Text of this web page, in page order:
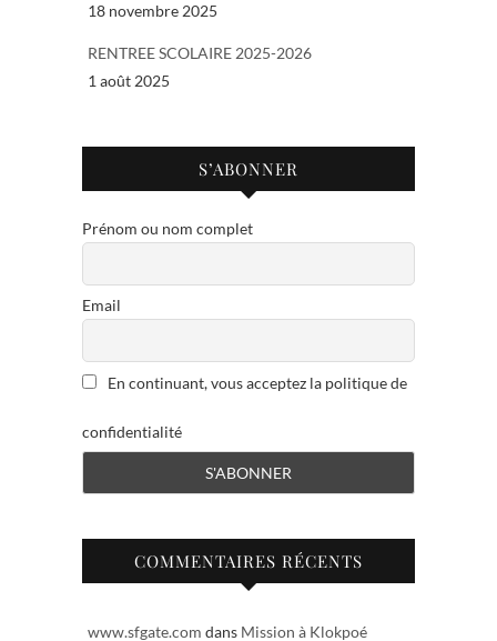
18 novembre 2025
RENTREE SCOLAIRE 2025-2026
1 août 2025
S’ABONNER
Prénom ou nom complet
Email
En continuant, vous acceptez la politique de
confidentialité
COMMENTAIRES RÉCENTS
www.sfgate.com dans Mission à Klokpoé